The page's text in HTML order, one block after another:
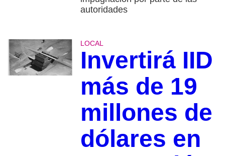
autoridades
LOCAL
Invertirá IID
más de 19
millones de
dólares en